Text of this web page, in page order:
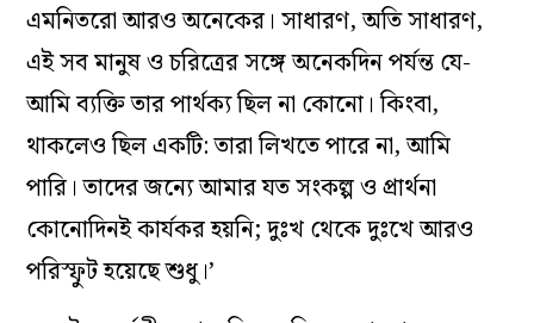
এমনিতরো আরও অনেকের। সাধারণ, অতি সাধারণ,
এই সব মানুষ ও চরিত্রের সঙ্গে অনেকদিন পর্যন্ত যে-
আমি ব্যক্তি তার পার্থক্য ছিল না কোনো। কিংবা,
থাকলেও ছিল একটি: তারা লিখতে পারে না, আমি
পারি। তাদের জন্যে আমার যত সংকল্প ও প্রার্থনা
কোনোদিনই কার্যকর হয়নি; দুঃখ থেকে দুঃখে আরও
পরিস্ফুট হয়েছে শুধু।’